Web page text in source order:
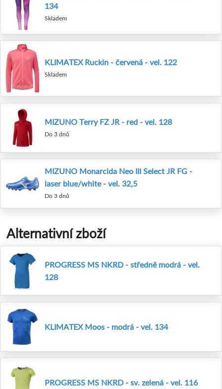
134
Skladem
KLIMATEX Ruckin - červená - vel. 122
Skladem
MIZUNO Terry FZ JR - red - vel. 128
Do 3 dnů
MIZUNO Monarcida Neo III Select JR FG -
laser blue/white - vel. 32,5
Do 3 dnů
Alternativní zboží
PROGRESS MS NKRD - středně modrá - vel.
128
KLIMATEX Moos - modrá - vel. 134
PROGRESS MS NKRD - sv. zelená - vel. 116